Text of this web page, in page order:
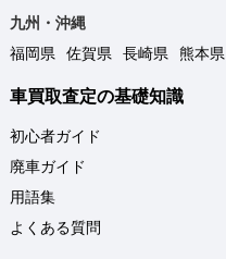
九州・沖縄
福岡県
佐賀県 長崎県 熊本県
車買取査定の基礎知識
初心者ガイド
廃車ガイド
用語集
よくある質問